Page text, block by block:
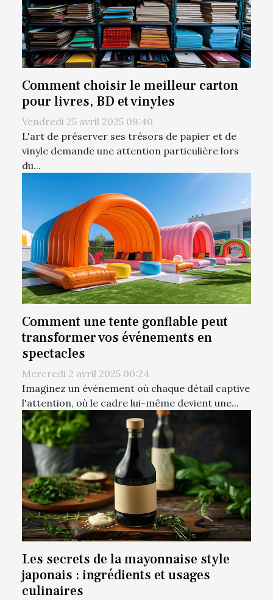
Comment choisir le meilleur carton
pour livres, BD et vinyles
Vendredi 25 avril 2025 09:40
L'art de préserver ses trésors de papier et de
vinyle demande une attention particulière lors
du...
Comment une tente gonflable peut
transformer vos événements en
spectacles
Mercredi 2 avril 2025 00:24
Imaginez un événement où chaque détail captive
l'attention, où le cadre lui-même devient une...
Les secrets de la mayonnaise style
japonais : ingrédients et usages
culinaires